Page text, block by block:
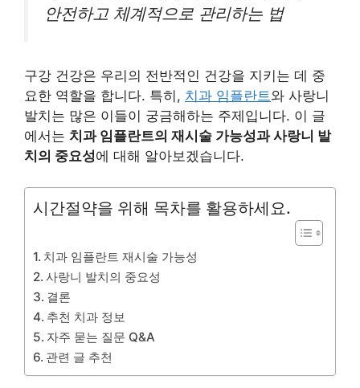
안전하고 체계적으로 관리하는 법
구강 건강은 우리의 전반적인 건강을 지키는 데 중
요한 역할을 합니다. 특히, 치과 임플란트와 사랑니
발치는 많은 이들이 궁금해하는 주제입니다. 이 글
에서는 치과 임플란트의 재시술 가능성과 사랑니 발
치의 중요성에 대해 알아보겠습니다.
시간절약을 위해 목차를 활용하세요.
치과 임플란트 재시술 가능성
사랑니 발치의 중요성
결론
추천 치과 정보
자주 묻는 질문 Q&A
관련 글 추천